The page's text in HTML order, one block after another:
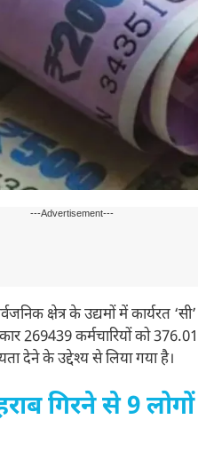
---Advertisement---
क्षेत्र के उद्यमों में कार्यरत
269439 कर्मचारियों को
देने के उद्देश्य से लिया गया है।
गिरने से 9 लोगों